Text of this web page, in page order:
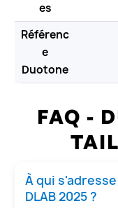
es
Référenc
e
Duotone
FAQ -
À qui s'adresse
DLAB 2025 ?